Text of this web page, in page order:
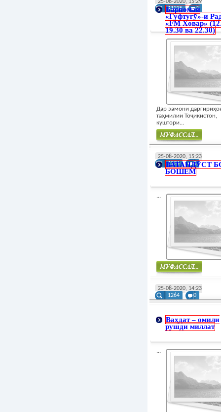
25-08-2020, 15:29
11225
1
Барномаи
«Гуфтугӯ»-и
«FM Ховар»
19.30 ва 22.30)
Дар замони
таҳмилии Тоҷикистон,
куштори...
25-08-2020, 15:23
1274
0
ВАТАНДӮСТ
БОШЕМ
...
25-08-2020, 14:23
1264
0
Ваҳдат – омили
рушди миллат
...